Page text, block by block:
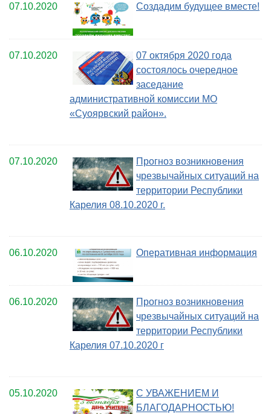
07.10.2020 Создадим будущее вместе!
07.10.2020
07 октября 2020 года
состоялось очередное
заседание
административной комиссии МО
«Суоярвский район».
07.10.2020
Прогноз возникновения
чрезвычайных ситуаций на
территории Республики
Карелия 08.10.2020 г.
06.10.2020 Оперативная информация
06.10.2020
Прогноз возникновения
чрезвычайных ситуаций на
территории Республики
Карелия 07.10.2020 г
05.10.2020
С УВАЖЕНИЕМ И
БЛАГОДАРНОСТЬЮ!